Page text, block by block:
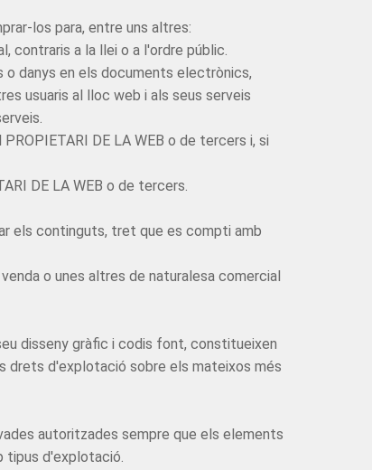
los para, entre uns altres:
contraris a la llei o a l'ordre públic.
o danys en els documents electrònics,
usuaris al lloc web i als seus serveis
DE LA WEB o de tercers i, si
DE LA WEB o de tercers.
els continguts, tret que es compti amb
o unes altres de naturalesa comercial
disseny gràfic i codis font, constitueixen
drets d'explotació sobre els mateixos més
autoritzades sempre que els elements
tipus d'explotació.